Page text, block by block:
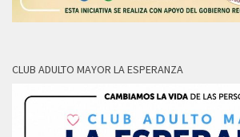
CLUB ADULTO MAYOR LA ESPERANZA